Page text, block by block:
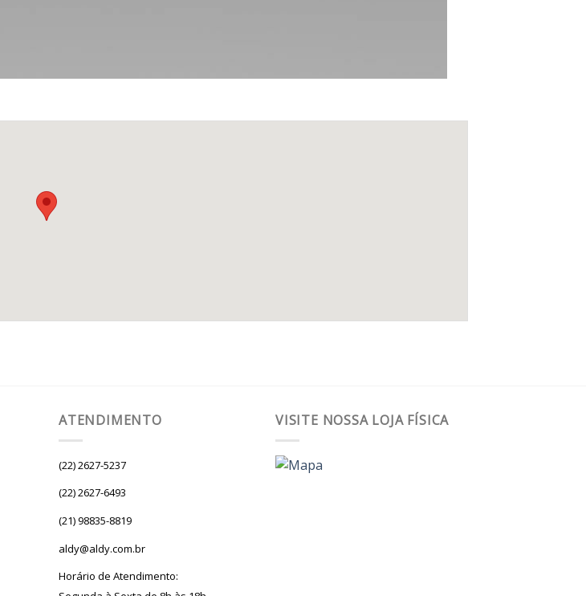
ATENDIMENTO
(22) 2627-5237
(22) 2627-6493
(21) 98835-8819
aldy@aldy.com.br
Horário de Atendimento:
VISITE NOSSA LOJA FÍSICA